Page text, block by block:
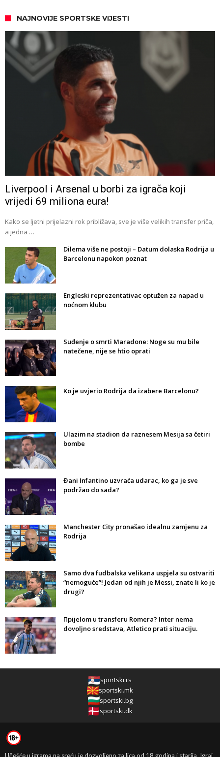
NAJNOVIJE SPORTSKE VIJESTI
Liverpool i Arsenal u borbi za igrača koji
vrijedi 69 miliona eura!
Kako se ljetni prijelazni rok približava, sve je više velikih transfer priča,
a jedna …
Dilema više ne postoji – Datum dolaska Rodrija u
Barcelonu napokon poznat
Engleski reprezentativac optužen za napad u
noćnom klubu
Suđenje o smrti Maradone: Noge su mu bile
natečene, nije se htio oprati
Ko je uvjerio Rodrija da izabere Barcelonu?
Ulazim na stadion da raznesem Mesija sa četiri
bombe
Đani Infantino uzvraća udarac, ko ga je sve
podržao do sada?
Manchester City pronašao idealnu zamjenu za
Rodrija
Samo dva fudbalska velikana uspjela su ostvariti
“nemoguće”! Jedan od njih je Messi, znate li ko je
drugi?
Прijelom u transferu Romera? Inter nema
dovoljno sredstava, Atletico prati situaciju.
sportski.rs
sportski.mk
sportski.bg
sportski.dk